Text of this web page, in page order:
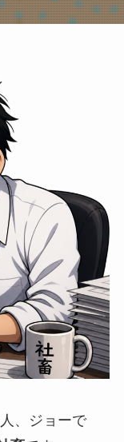
、ジョーで